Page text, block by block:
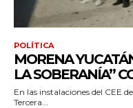
POLÍTICA
MORENA
LA SOBERANÍA”
En las instalaciones del CEE
Tercera...